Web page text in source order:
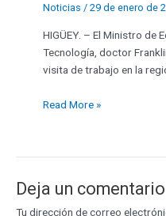
Noticias /29 de enero de
HIGÜEY. – El Ministro de
Tecnología, doctor
visita de trabajo en la
Read More »
Deja un comentario
Tu dirección de correo